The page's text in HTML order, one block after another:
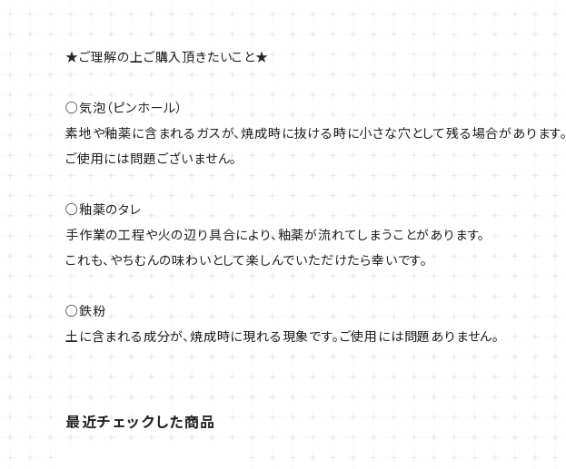
★ご理解の上ご購入頂きたいこと★
○気泡（ピンホール）
素地や釉薬に含まれるガスが、焼成時に抜ける時に小さな穴として残る場合があります。
ご使用には問題ございません。
○釉薬のタレ
手作業の工程や火の辺り具合により、釉薬が流れてしまうことがあります。
これも、やちむんの味わいとして楽しんでいただけたら幸いです。
○鉄粉
土に含まれる成分が、焼成時に現れる現象です。ご使用には問題ありません。
最近チェックした商品